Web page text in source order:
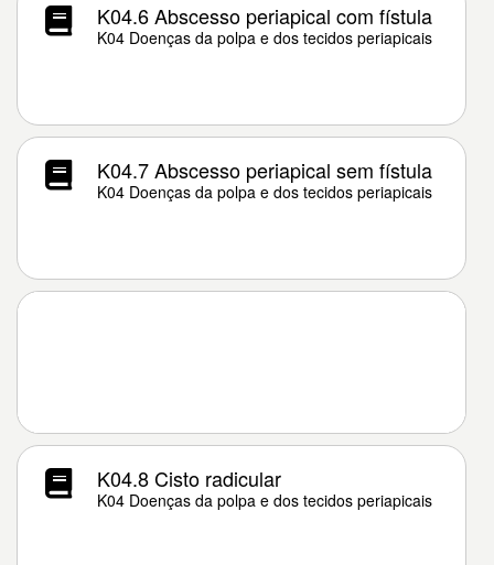
K04.6 Abscesso periapical com fístula
K04 Doenças da polpa e dos tecidos periapicais
K04.7 Abscesso periapical sem fístula
K04 Doenças da polpa e dos tecidos periapicais
K04.8 Cisto radicular
K04 Doenças da polpa e dos tecidos periapicais